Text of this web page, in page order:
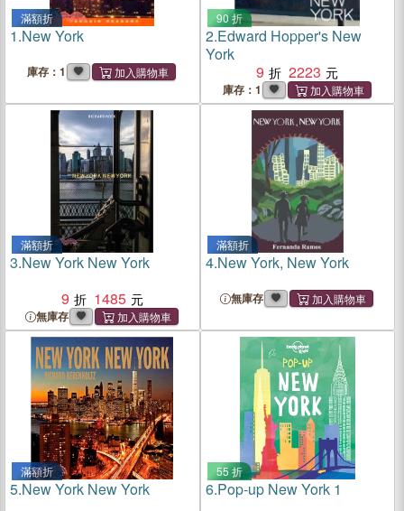
滿額折
1.New York
庫存：1
90 折
2.Edward Hopper's New
York
9
2223
庫存：1
滿額折
3.New York New York
9
1485
無庫存
滿額折
4.New York, New York
無庫存
滿額折
5.New York New York
55 折
6.Pop-up New York 1